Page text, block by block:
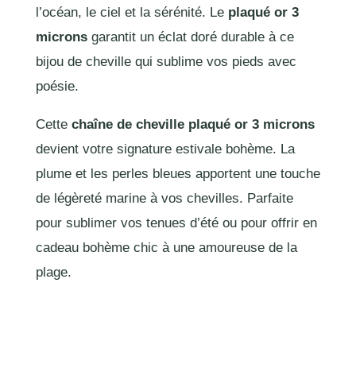
l’océan, le ciel et la sérénité. Le plaqué or 3
micronsgarantit un éclat doré durable à ce
bijou de cheville qui sublime vos pieds avec
poésie.
Cette chaîne de cheville plaqué or 3 microns
devient votre signature estivale bohème. La
plume et les perles bleues apportent une touche
de légèreté marine à vos chevilles. Parfaite
pour sublimer vos tenues d’été ou pour offrir en
cadeau bohème chic à une amoureuse de la
plage.